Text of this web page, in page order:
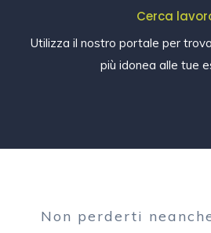
Cerca
Utilizza il nostro portale per
più idonea alle tue
Non perderti